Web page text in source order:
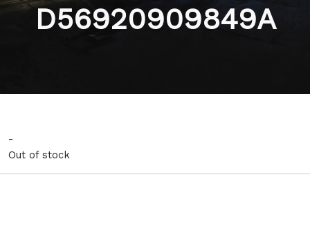
D56920909849A
-
Out of stock